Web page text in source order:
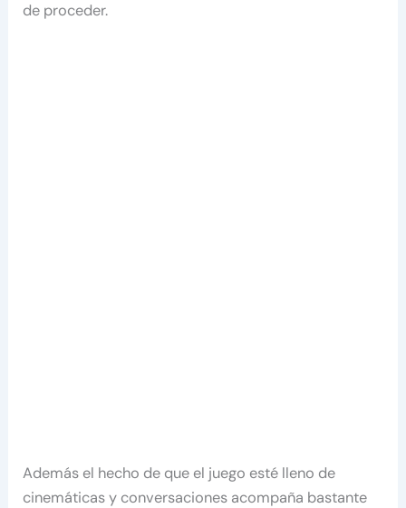
de proceder.
Además el hecho de que el juego esté lleno de
cinemáticas y conversaciones acompaña bastante